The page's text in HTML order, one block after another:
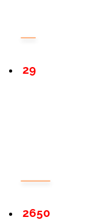
29
2650